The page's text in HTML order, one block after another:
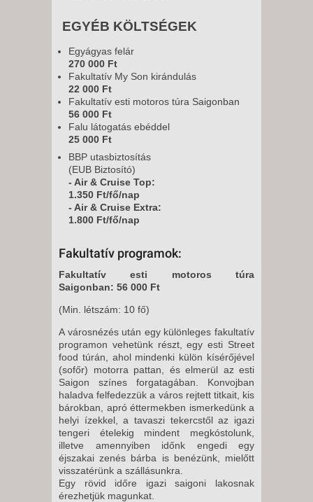
EGYÉB KÖLTSÉGEK
Egyágyas felár
270 000 Ft
Fakultatív My Son kirándulás
22 000 Ft
Fakultatív esti motoros túra Saigonban
56 000 Ft
Falu látogatás ebéddel
25 000 Ft
BBP utasbiztosítás
(EUB Biztosító)
- Air & Cruise Top:
1.350 Ft/fő/nap
- Air & Cruise Extra:
1.800 Ft/fő/nap
Fakultatív programok:
Fakultatív esti motoros túra
Saigonban: 56 000 Ft
(Min. létszám: 10 fő)
A városnézés után egy különleges fakultatív
programon vehetünk részt, egy esti Street
food túrán, ahol mindenki külön kísérőjével
(sofőr) motorra pattan, és elmerül az esti
Saigon színes forgatagában. Konvojban
haladva felfedezzük a város rejtett titkait, kis
bárokban, apró éttermekben ismerkedünk a
helyi ízekkel, a tavaszi tekercstől az igazi
tengeri ételekig mindent megkóstolunk,
illetve amennyiben időnk engedi egy
éjszakai zenés bárba is benézünk, mielőtt
visszatérünk a szállásunkra.
Egy rövid időre igazi saigoni lakosnak
érezhetjük magunkat.